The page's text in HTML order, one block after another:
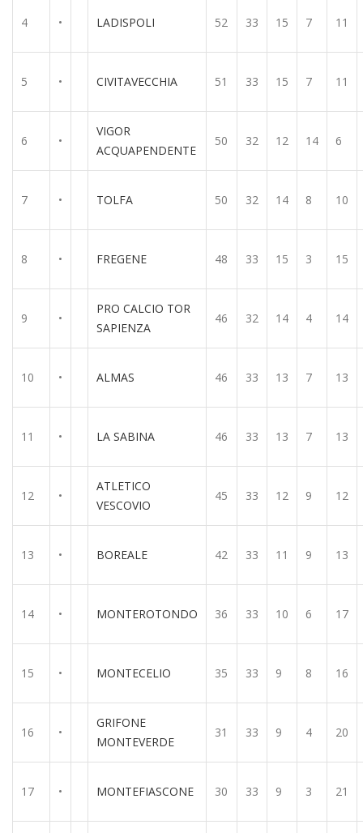
4 • LADISPOLI 52 33 15 7 11
5 • CIVITAVECCHIA 51 33 15 7 11
6 •
VIGOR
ACQUAPENDENTE
50 32 12 14 6
7 • TOLFA 50 32 14 8 10
8 • FREGENE 48 33 15 3 15
9 •
PRO CALCIO TOR
SAPIENZA
46 32 14 4 14
10 • ALMAS 46 33 13 7 13
11 • LA SABINA 46 33 13 7 13
12 •
ATLETICO
VESCOVIO
45 33 12 9 12
13 • BOREALE 42 33 11 9 13
14 • MONTEROTONDO 36 33 10 6 17
15 • MONTECELIO 35 33 9 8 16
16 •
GRIFONE
MONTEVERDE
31 33 9 4 20
17 • MONTEFIASCONE 30 33 9 3 21